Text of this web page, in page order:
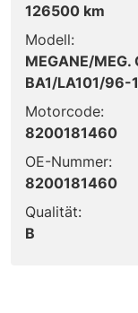
126500 km
Modell:
MEGANE/
BA1/LA101/
Motorcode:
8200181460
OE-Nummer:
8200181460
Qualität:
B